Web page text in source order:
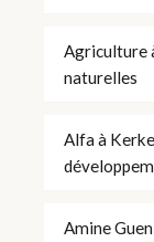
Agriculture
naturelles
Alfa à
Amine